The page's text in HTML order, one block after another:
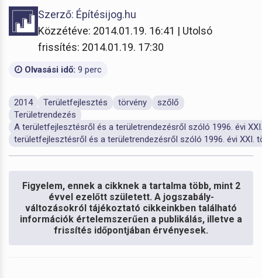
Szerző: Építésijog.hu
Közzétéve: 2014.01.19. 16:41 | Utolsó
frissítés: 2014.01.19. 17:30
Olvasási idő: 9 perc
2014 Területfejlesztés törvény
szőlő
Területrendezés
A területfejlesztésről és a területrendezésről szóló 1996. évi
területfejlesztésről és a területrendezésről szóló 1996. évi XXI.
Figyelem, ennek a cikknek a tartalma több, mint 2
évvel ezelőtt született. A jogszabály-
változásokról tájékoztató cikkeinkben található
információk értelemszerűen a publikálás, illetve a
frissítés időpontjában érvényesek.